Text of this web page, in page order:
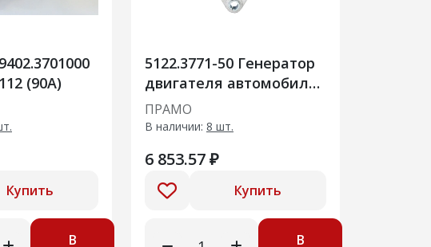
(90А)
Купить
В
5122.3771-50 Генератор
двигателя автомобиля
ГАЗ, УАЗ с двигателями
УМЗ-4216
ПРАМО
В наличии: 8 шт.
6 853.57 ₽
Купить
В